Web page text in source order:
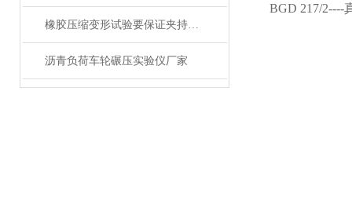
橡胶压缩变形试验要保证夹持器有足够的行程
沥青负荷车轮碾压实验仪厂家
BGD 217/2----